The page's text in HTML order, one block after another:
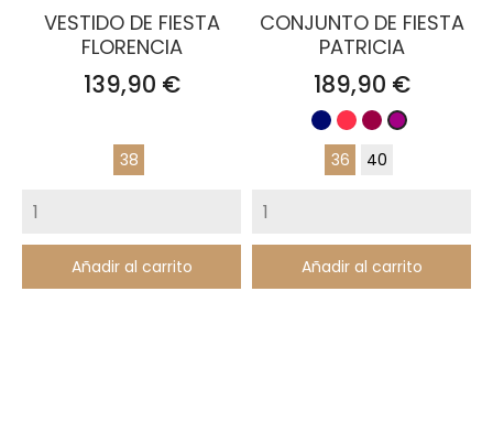
VESTIDO DE FIESTA
FLORENCIA
Precio
139,90 €
38
Añadir al carrito
CONJUNTO DE FIESTA
PATRICIA
Precio
189,90 €
Azul
Marino
CoralBurdeosBuganvilla
36
40
Añadir al carrito